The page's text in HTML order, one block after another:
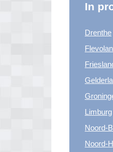
In
Drenthe
Limburg
Noord-
Noord-